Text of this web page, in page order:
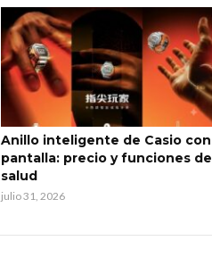
Anillo inteligente de Casio con
pantalla: precio y funciones de
salud
julio 31, 2026